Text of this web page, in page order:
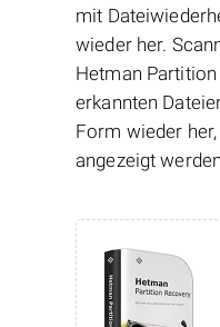
mit
wieder her.
Hetman
erkannten
Form wieder
angezeigt